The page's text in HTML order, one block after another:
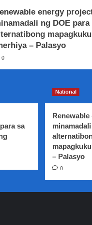
energy
ng DOE para
– Palasyo
0
sa
National
– Palasyo
0